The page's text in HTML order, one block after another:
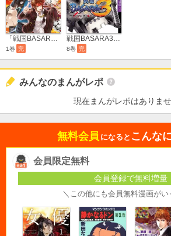
「戦国BASARA」シリーズオフィシャルアンソロジーコミック 激闘！学園BASARA
1巻 完
戦国BASARA3 Bloody Angel
8巻 完
みんなのまんがレポ
現在まんがレポはありませ
無料会員 になると こんな
会員限定無料
会員登録で無料増量
＼この他にも会員無料漫画がい